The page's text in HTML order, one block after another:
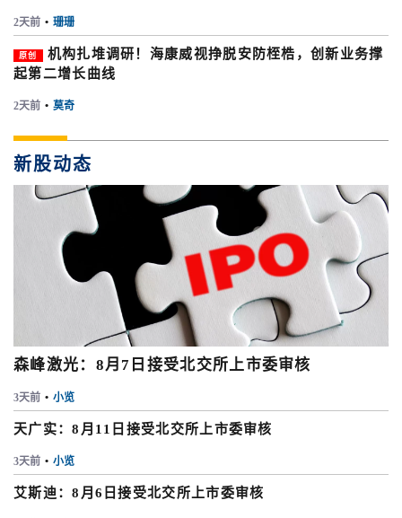
2天前 • 珊珊
原创
机构扎堆调研！海康威视挣脱安防桎梏，创新业务撑
起第二增长曲线
2天前 • 莫奇
新股动态
森峰激光：8月7日接受北交所上市委审核
3天前 • 小览
天广实：8月11日接受北交所上市委审核
3天前 • 小览
艾斯迪：8月6日接受北交所上市委审核